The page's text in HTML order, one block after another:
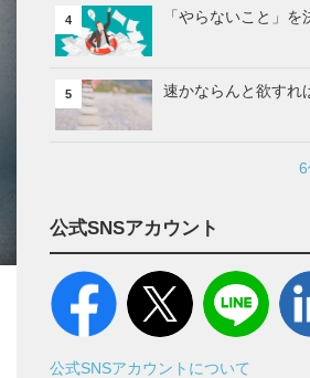
4 「やらないこと」を
5 速かならんと欲すれ
公式SNSアカウント
公式SNSアカウントについて